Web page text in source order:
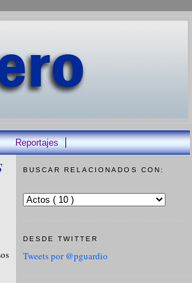
Reportajes
BUSCAR RELACIONADOS CON:
DESDE TWITTER
Tweets por @pguardio